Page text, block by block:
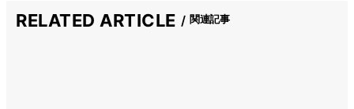
RELATED ARTICLE 関連記事